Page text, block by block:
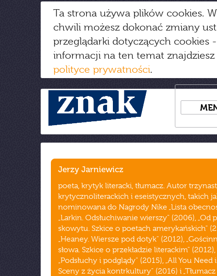
Ta strona używa plików cookies.
chwili możesz dokonać zmiany
przeglądarki dotyczących cookies
informacji na ten temat
polityce prywatności.
Jerzy Jarniewicz
poeta, krytyk literacki, tłumacz. Autor
krytycznoliterackich i eseistycznych, takich
nominowana do Nagrody Nike „Lista
„Larkin. Odsłuchiwanie wierszy" (2006), „Od
skowytu. Szkice o poetach amerykańskich"
„Heaney. Wiersze pod dotyk" (2012),
słowa. Szkice o przekładzie literackim" (2012),
„Podsłuchy i podglądy" (2015), „All You Need
Sceny z życia kontrkultury" (2016) i